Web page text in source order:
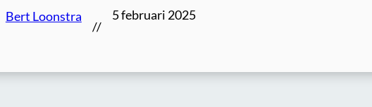
Bert Loonstra
//
5 februari 2025